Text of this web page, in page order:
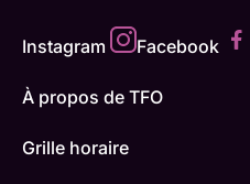
Instagram Facebook
À propos de TFO
Grille horaire